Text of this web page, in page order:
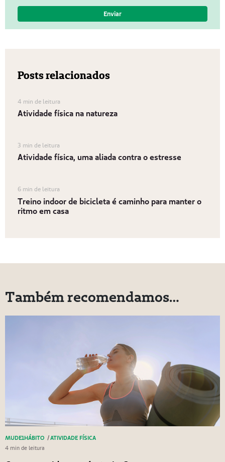
Posts relacionados
4 min de leitura
Atividade física na natureza
3 min de leitura
Atividade física, uma aliada contra o estresse
6 min de leitura
Treino indoor de bicicleta é caminho para manter o
ritmo em casa
Também recomendamos…
MUDE1HÁBITO /ATIVIDADE FÍSICA
4 min de leitura